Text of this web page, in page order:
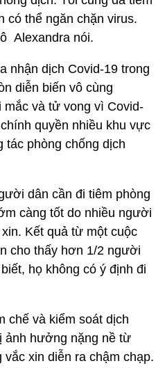
có thể ngăn chặn virus.
Alexandra nói.
nhận dịch Covid-19 trong
diễn biến vô cùng
mắc và tử vong vì Covid-
quyền nhiều khu vực
tác phòng chống dịch
dân cần đi tiêm phòng
càng tốt do nhiều người
Kết quả từ một cuộc
cho thấy hơn 1/2 người
họ không có ý định đi
chế và kiểm soát dịch
ảnh hưởng nặng nề từ
xin diễn ra chậm chạp.